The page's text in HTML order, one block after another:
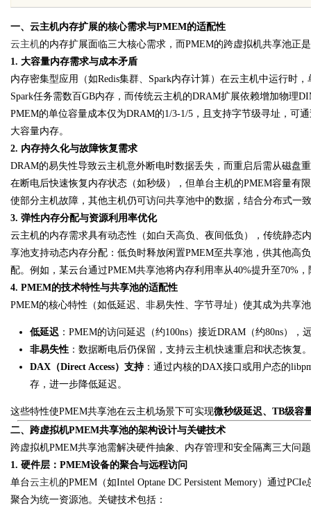
Bo
ar
一、云主机内存扩展的核心需求与PMEM的适配性
云主机的内存扩展面临三大核心需求，而PMEM的跨虚拟机共享池正
1. 大容量内存需求与成本矛盾
内存密集型应用（如Redis集群、Spark内存计算）在云主机中运行时
Spark任务需数百GB内存，而传统云主机的DRAM扩展依赖增加物理
PMEM的单位容量成本仅为DRAM的1/3-1/5，且支持字节级寻址，可
大容量内存。
2. 内存持久化与故障恢复需求
DRAM的易失性导致云主机意外断电时数据丢失，而重启后需从磁盘
在断电后快速恢复内存状态（如秒级），但单台主机的PMEM容量有
使部分主机故障，其他主机仍可访问共享池中的数据，结合分布式一
3. 弹性内存分配与资源利用率优化
云主机的内存需求具有动态性（如白天高负、夜间低负），传统静态
享池支持动态内存分配：低负时释放闲置PMEM至共享池，供其他高
配。例如，某云台通过PMEM共享池将内存利用率从40%提升至70%
4. PMEM的技术特性与共享池的适配性
PMEM的核心特性（如低延迟、非易失性、字节寻址）使其成为共享
低延迟 ：PMEM的访问延迟（约100ns）接近DRAM（约80ns）
非易失性 ：数据断电后仍保留，支持云主机快速重启和状态恢复。
DAX（Direct Access）支持：通过内核的DAX接口或用户态的
存，进一步降低延迟。
这些特性使PMEM共享池在云主机场景下可实现微秒级延迟、TB级容
二、跨虚拟机PMEM共享池的架构设计与关键技术
跨虚拟机PMEM共享池需解决硬件抽象、内存管理和安全隔离三大问
1. 硬件层：PMEM设备的聚合与远程访问
单台云主机的PMEM（如Intel Optane DC Persistent Memory）通过
聚合为统一资源池。关键技术包括：